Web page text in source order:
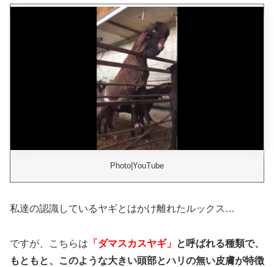
Photo|YouTube
私達の認識しているヤギとはかけ離れたルックス…
ですが、こちらは 「ダマスカスヤギ」 と呼ばれる種類で、
もともと、このような大きい頭部とハリの無い皮膚が特徴